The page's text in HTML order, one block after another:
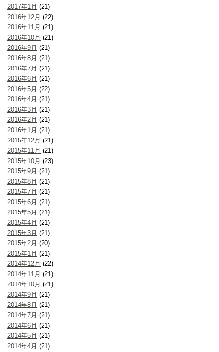
2017年1月 (21)
2016年12月 (22)
2016年11月 (21)
2016年10月 (21)
2016年9月 (21)
2016年8月 (21)
2016年7月 (21)
2016年6月 (21)
2016年5月 (22)
2016年4月 (21)
2016年3月 (21)
2016年2月 (21)
2016年1月 (21)
2015年12月 (21)
2015年11月 (21)
2015年10月 (23)
2015年9月 (21)
2015年8月 (21)
2015年7月 (21)
2015年6月 (21)
2015年5月 (21)
2015年4月 (21)
2015年3月 (21)
2015年2月 (20)
2015年1月 (21)
2014年12月 (22)
2014年11月 (21)
2014年10月 (21)
2014年9月 (21)
2014年8月 (21)
2014年7月 (21)
2014年6月 (21)
2014年5月 (21)
2014年4月 (21)